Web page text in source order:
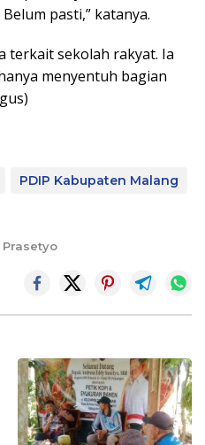
pasti,” katanya.
terkait sekolah rakyat. Ia
menyentuh bagian
PDIP Kabupaten Malang